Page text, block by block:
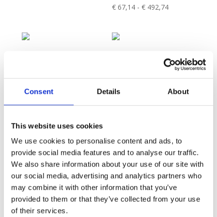
Consent Details About
This website uses cookies
We use cookies to personalise content and ads, to
provide social media features and to analyse our traffic.
We also share information about your use of our site with
our social media, advertising and analytics partners who
may combine it with other information that you’ve
provided to them or that they’ve collected from your use
of their services.
€ 67,14 - € 492,74Prijsklasse:
DREAMY
CANVAS
€67,14 - €492,74
tot
PORNSTAR MARTINI
€ 67,14
tot